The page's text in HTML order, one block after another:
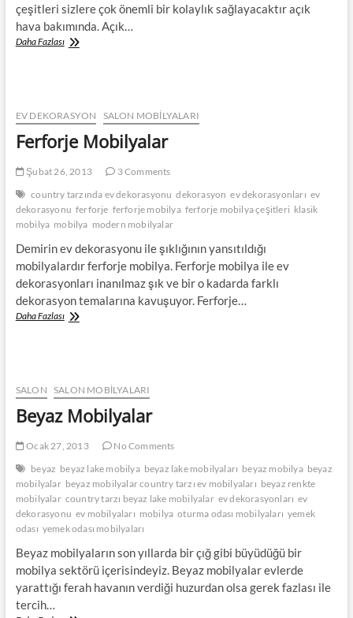
çeşitleri sizlere çok önemli bir kolaylık sağlayacaktır açık
hava bakımında. Açık…
Daha FazlasıFerforje
EV DEKORASYON SALON MOBILYALARI
Ferforje Mobilyalar
Şubat 26, 2013
3 Comments
country tarzında ev dekorasyonu dekorasyon ev dekorasyonları ev
dekorasyonu ferforje ferforje mobilya ferforje mobilya çeşitleri klasik
mobilya mobilya modern mobilyalar
Demirin ev dekorasyonu ile şıklığının yansıtıldığı
mobilyalardır ferforje mobilya. Ferforje mobilya ile ev
dekorasyonları inanılmaz şık ve bir o kadarda farklı
dekorasyon temalarına kavuşuyor. Ferforje…
Daha FazlasıFerforje
SALON SALON MOBILYALARI
Beyaz Mobilyalar
Ocak 27, 2013
No Comments
beyaz beyaz lake mobilya beyaz lake mobilyaları beyaz mobilya beyaz
mobilyalar beyaz mobilyalar country tarzı ev mobilyaları beyaz renkte
mobilyalar country tarzı beyaz lake mobilyalar ev dekorasyonları ev
dekorasyonu ev mobilyaları mobilya oturma odası mobilyaları yemek
odası yemek odası mobilyaları
Beyaz mobilyaların son yıllarda bir çığ gibi büyüdüğü bir
mobilya sektörü içerisindeyiz. Beyaz mobilyalar evlerde
yarattığı ferah havanın verdiği huzurdan olsa gerek fazlası ile
tercih…